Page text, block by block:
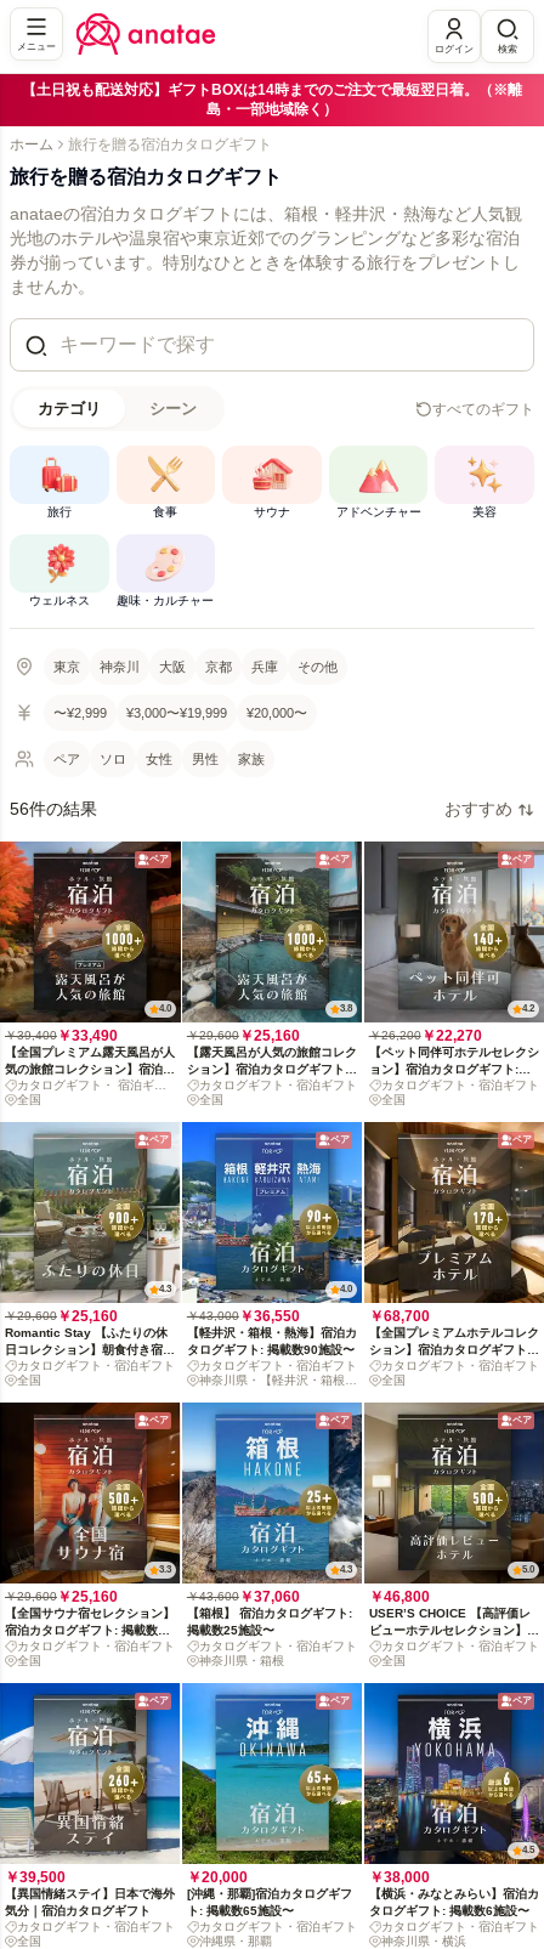
メニュー ログイン 検索
【土日祝も配送対応】ギフトBOXは14時までのご注文で最短翌日着。（※離
島・一部地域除く）
ホーム 旅行を贈る宿泊カタログギフト
旅行を贈る宿泊カタログギフト
anataeの宿泊カタログギフトには、箱根・軽井沢・熱海など人気観
光地のホテルや温泉宿や東京近郊でのグランピングなど多彩な宿泊
券が揃っています。特別なひとときを体験する旅行をプレゼントし
ませんか。
カテゴリ シーン すべてのギフト
旅行 食事 サウナ アドベンチャー 美容
ウェルネス 趣味・カルチャー
東京 神奈川 大阪 京都 兵庫 その他
〜¥2,999 ¥3,000〜¥19,999 ¥20,000〜
ペア ソロ 女性 男性 家族
56件の結果 おすすめ
ペア
4.0
￥39,400 ￥33,490
【全国プレミアム露天風呂が人
気の旅館コレクション】宿泊カ
タログギフト: 掲載数1,000+施
設〜
カタログギフト・ 宿泊ギフ
ト
全国
ペア
3.8
￥29,600￥25,160
【露天風呂が人気の旅館コレク
ション】宿泊カタログギフト:
掲載数1,000+施設〜
カタログギフト・宿泊ギフト
全国
ペア
4.2
￥26,200￥22,270
【ペット同伴可ホテルセレクシ
ョン】宿泊カタログギフト:
140+施設〜
カタログギフト・宿泊ギフト
全国
ペア
4.3
￥29,600 ￥25,160
Romantic Stay 【ふたりの休
日コレクション】朝食付き宿泊
カタログギフト: 掲載数900+施
設〜
カタログギフト・宿泊ギフト
全国
ペア
4.0
￥43,000￥36,550
【軽井沢・箱根・熱海】宿泊カ
タログギフト: 掲載数90施設〜
カタログギフト・宿泊ギフト
神奈川県・【軽井沢・箱根・
ペア
￥68,700
【全国プレミアムホテルコレク
ション】宿泊カタログギフト:
掲載数170+施設〜
カタログギフト・宿泊ギフト
全国
ペア
3.3
￥29,600 ￥25,160
【全国サウナ宿セレクション】
宿泊カタログギフト: 掲載数
500+施設〜
カタログギフト・宿泊ギフト
全国
ペア
4.3
￥43,600￥37,060
【箱根】 宿泊カタログギフト:
掲載数25施設〜
カタログギフト・宿泊ギフト
神奈川県・箱根
ペア
5.0
￥46,800
USER’S CHOICE 【高評価レ
ビューホテルセレクション】宿
泊カタログギフト: 掲載数
500+施設〜
カタログギフト・宿泊ギフト
全国
ペア
￥39,500
【異国情緒ステイ】日本で海外
気分｜宿泊カタログギフト
カタログギフト・宿泊ギフト
全国
ペア
￥20,000
[沖縄・那覇]宿泊カタログギフ
ト: 掲載数65施設〜
カタログギフト・宿泊ギフト
沖縄県・那覇
ペア
4.5
￥38,000
【横浜・みなとみらい】宿泊カ
タログギフト: 掲載数6施設〜
カタログギフト・宿泊ギフト
神奈川県・横浜